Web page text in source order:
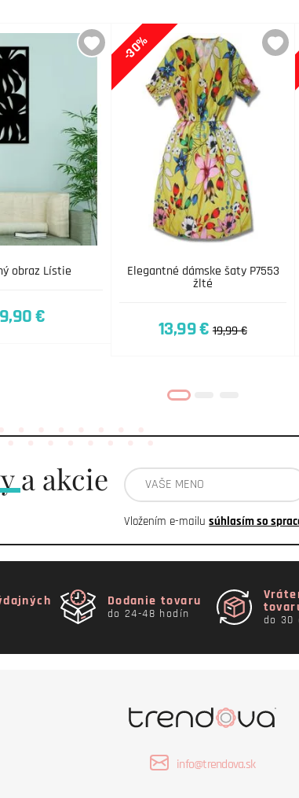
obraz Lístie
€
Elegantné dámske šaty P7553
žlté
-30%
13,99 € 19,99 €
a akcie
Vložením e-mailusúhlasím so
Dodanie tovaru
do 24-48 hodín do 30
info@trendova.sk